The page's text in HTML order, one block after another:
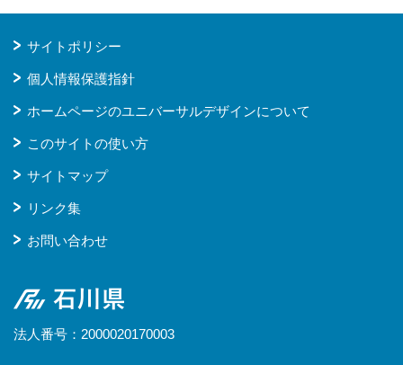
サイトポリシー
個人情報保護指針
ホームページのユニバーサルデザインについて
このサイトの使い方
サイトマップ
リンク集
お問い合わせ
石川県
法人番号：2000020170003